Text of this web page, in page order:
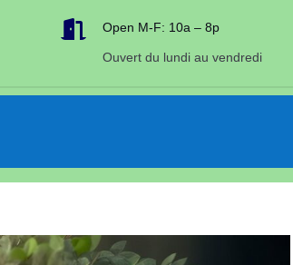
 Open M-F: 10a – 8p
Ouvert du lundi au vendredi